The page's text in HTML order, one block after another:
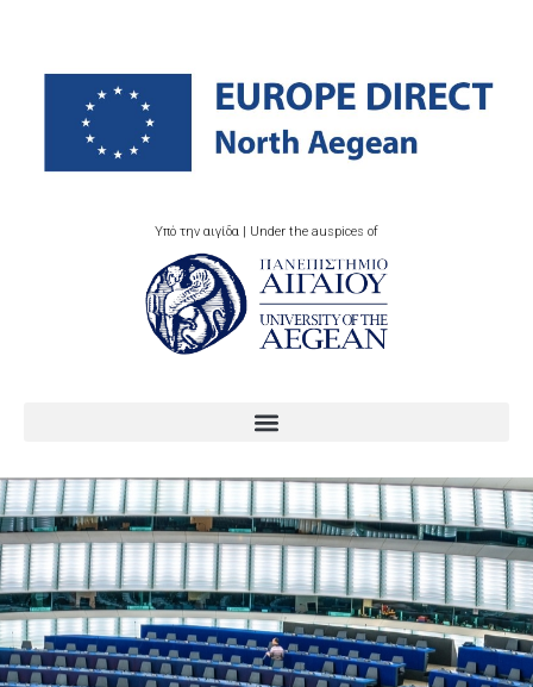
Υπό την αιγίδα | Under the auspices of